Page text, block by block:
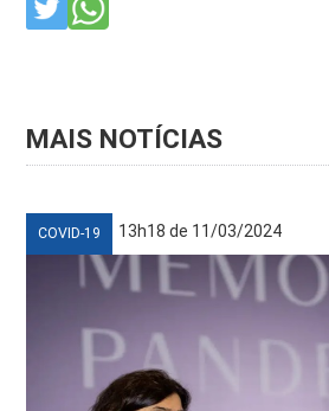
MAIS NOTÍCIAS
COVID-19 13h18 de 11/03/2024